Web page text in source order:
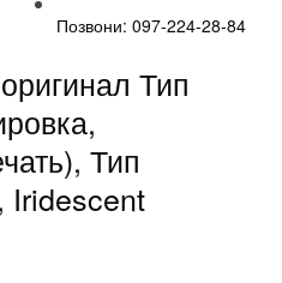
Позвони: 097-224-28-84
Тип
Тип
Iridescent